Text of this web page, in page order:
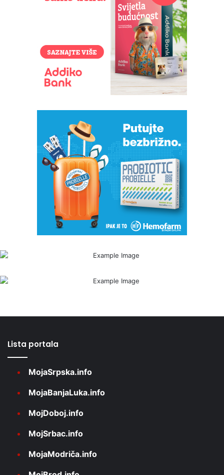
Lista portala
MojaSrpska.info
MojaBanjaLuka.info
MojDoboj.info
MojSrbac.info
MojaModriča.info